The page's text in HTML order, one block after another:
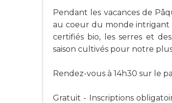
Pendant les vacances de
au coeur du monde intrigant
certifiés bio, les serres et
saison cultivés pour notre
Rendez-vous à 14h30 sur le
Gratuit - Inscriptions